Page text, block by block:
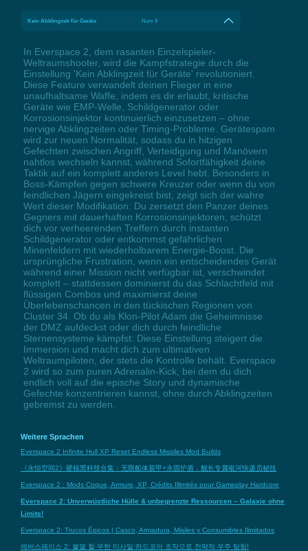
Kein Abklingzeit für Geräte Num 9
In Everspace 2, dem rasanten Einzelspieler-
Weltraumshooter, wird die Kampfstrategie durch die
Einstellung 'Kein Abklingzeit für Geräte' revolutioniert.
Diese Feature verwandelt deinen Flieger in eine
unaufhaltsame Waffe, indem es dir erlaubt, kritische
Geräte wie EMP-Welle, Schildgenerator oder
Korrosionsinjektor kontinuierlich einzusetzen – ohne
nervige Abklingzeiten oder Timing-Probleme. Gerätespam
wird zur neuen Normalität, sodass du in hitzigen
Gefechten zwischen Angriff, Verteidigung und Manövern
nahtlos wechseln kannst, während Sofortfähigkeit deine
Taktik auf ein komplett anderes Level hebt. Besonders in
Boss-Kämpfen gegen schwere Kreuzer oder wenn du von
feindlichen Jägern eingekreist bist, zeigt sich der wahre
Wert dieser Modifikation: Du zersetzt den Panzer deines
Gegners mit dauerhaften Korrosionsinjektoren, schützt
dich vor verheerenden Treffern durch instanten
Schildgenerator oder entkommst gefährlichen
Minenfeldern mit wiederholbarem Energie-Boost. Die
ursprüngliche Frustration, wenn ein entscheidendes Gerät
während einer Mission nicht verfügbar ist, verschwindet
komplett – stattdessen dominierst du das Schlachtfeld mit
flüssigen Combos und maximierst deine
Überlebenschancen in den tückischen Regionen von
Cluster 34. Ob du als Klon-Pilot Adam die Geheimnisse
der DMZ aufdeckst oder dich durch feindliche
Sternensysteme kämpfst: Diese Einstellung steigert die
Immersion und macht dich zum ultimativen
Weltraumpiloten, der stets die Kontrolle behält. Everspace
2 wird so zum puren Adrenalin-Kick, bei dem du dich
endlich voll auf die epische Story und dynamische
Gefechte konzentrieren kannst, ohne durch Abklingzeiten
gebremst zu werden.
Weitere Sprachen
Everspace 2 Infinite Hull XP Reset Endless Missiles Mod Builds
《永恒空间2》硬核黑科技合集：无限船体装甲+永固护盾，舰长专属银河快递员秘技
Everspace 2 : Mods Coque, Armure, XP, Crédits Illimités pour Gameplay Hardcore
Everspace 2: Unverwüstliche Hülle & unbegrenzte Ressourcen – Galaxie ohne
Limits!
Everspace 2: Trucos Épicos | Casco, Armadura, Misiles y Consumibles Ilimitados
에버스페이스 2: 불멸 헐·무한 미사일·하드코어 조작으로 전략적 우주 탐험!